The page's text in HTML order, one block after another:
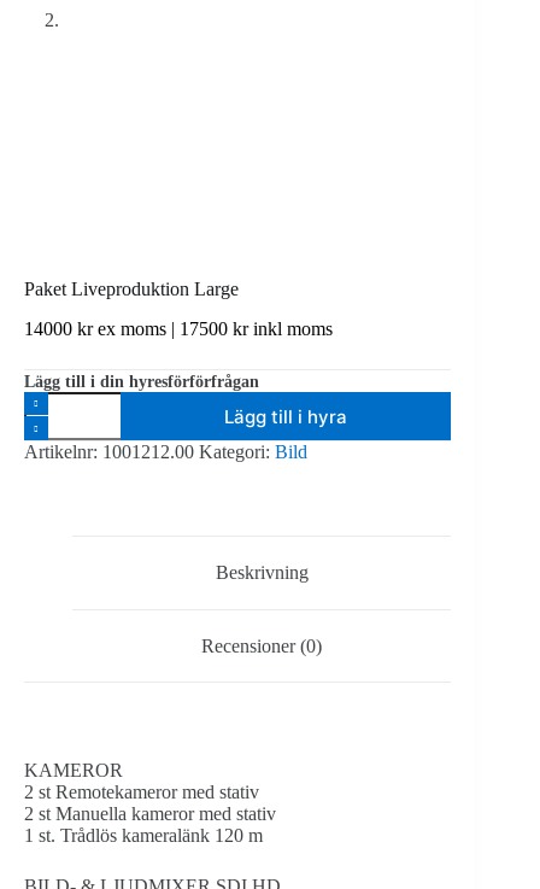
Paket Liveproduktion Large
14000 krex moms | 17500 krinkl moms
Lägg till i din hyresförförfrågan
Paket
Liveproduktion
Large
mängd
Lägg till i hyra
Artikelnr: 1001212.00 Kategori: Bild
Beskrivning
Recensioner (0)
KAMEROR
2 st Remotekameror med stativ
2 st Manuella kameror med stativ
1 st. Trådlös kameralänk 120 m